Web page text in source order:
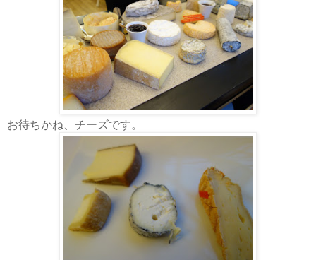
お待ちかね、チーズです。